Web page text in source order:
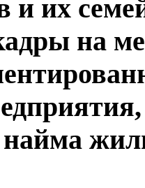
и их
на
найма